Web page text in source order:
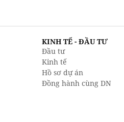
KINH TẾ - ĐẦU TƯ
Đầu tư
Kinh tế
Hồ sơ dự án
Đồng hành cùng DN